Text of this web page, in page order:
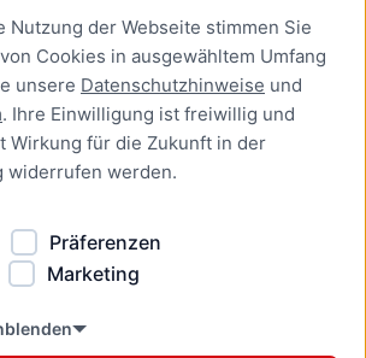
Nutzung der Webseite stimmen Sie
Cookies in ausgewähltem Umfang
unsere Datenschutzhinweise und
. Ihre Einwilligung ist freiwillig und
Wirkung für die Zukunft in der
widerrufen werden.
Präferenzen
Marketing